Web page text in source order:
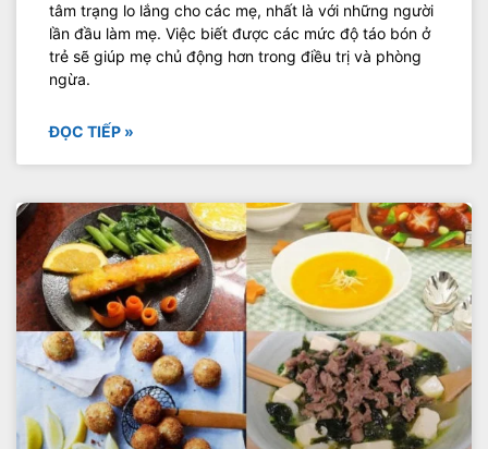
tâm trạng lo lắng cho các mẹ, nhất là với những người
lần đầu làm mẹ. Việc biết được các mức độ táo bón ở
trẻ sẽ giúp mẹ chủ động hơn trong điều trị và phòng
ngừa.
ĐỌC TIẾP »